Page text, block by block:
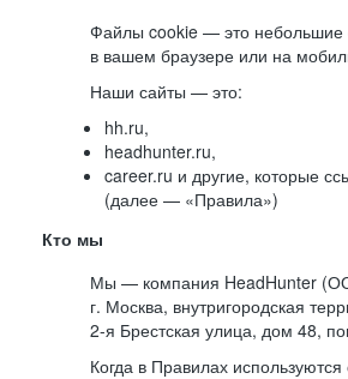
Файлы cookie — это небольшие
в вашем браузере или на
Наши сайты — это:
hh.ru,
headhunter.ru,
career.ru и другие, которые
(далее — «Правила»)
Кто мы
Мы — компания HeadHunter
г. Москва, внутригородская
2-я Брестская улица, дом 48,
Когда в Правилах